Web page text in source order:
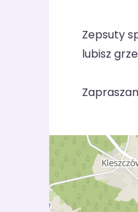
Zepsuty
lubisz